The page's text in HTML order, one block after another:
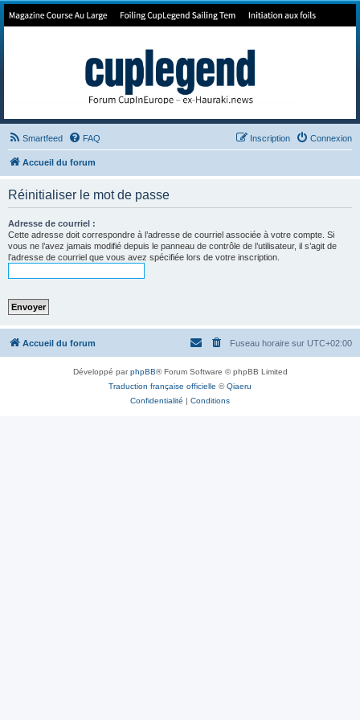
Forum de Cup In Europe
Smartfeed FAQ Connexion
Inscription
Accueil du forum
Réinitialiser le mot de passe
Adresse de courriel :
Cette adresse doit correspondre à l’adresse de courriel associée à votre compte. Si
vous ne l’avez jamais modifié depuis le panneau de contrôle de l’utilisateur, il s’agit de
l’adresse de courriel que vous avez spécifiée lors de votre inscription.
Accueil du forum Fuseau horaire sur UTC+02:00
Développé parphpBB® Forum Software © phpBB Limited
Traduction française officielle ©Qiaeru
Confidentialité
Conditions